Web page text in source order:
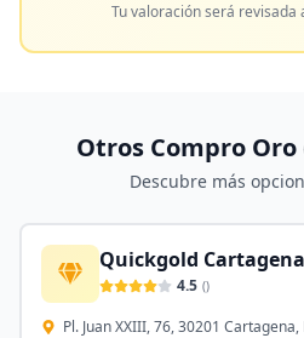
Tu valoración será revisada
Otros Compro Oro
Descubre más
Quickgold Cartagena
4.5 ()
Pl. Juan XXIII, 76, 30201